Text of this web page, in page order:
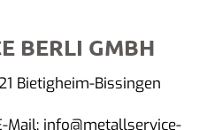
BERLI GMBH
Bietigheim-Bissingen
Mail: info@metallservice-